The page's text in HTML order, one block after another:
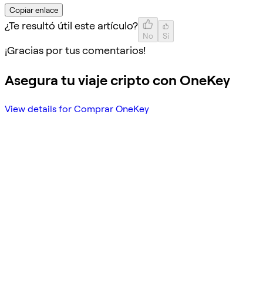
Copiar enlace
¿Te resultó útil este artículo?
No Sí
¡Gracias por tus comentarios!
Asegura tu viaje cripto con OneKey
View details for Comprar OneKey